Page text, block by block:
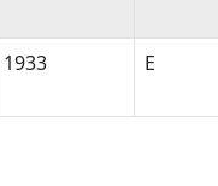
1933 E